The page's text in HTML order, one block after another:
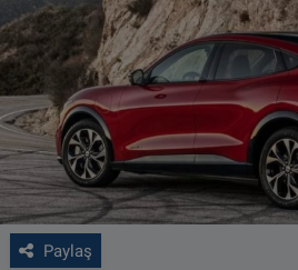
Paylaş
VIDEO GALERİ
ALGEMENE VOORWAARDEN
CONTACT
Çerez Politikası